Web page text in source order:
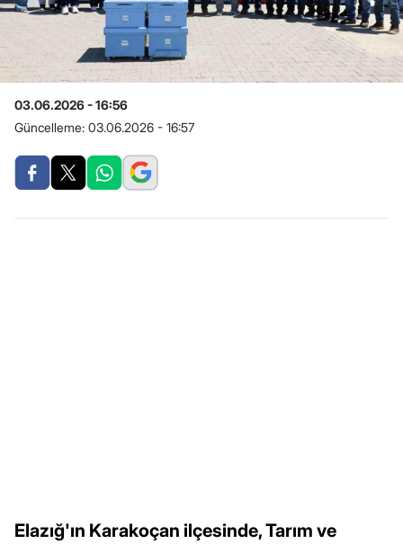
03.06.2026 - 16:56
Güncelleme: 03.06.2026 - 16:57
Elazığ'ın Karakoçan ilçesinde, Tarım ve